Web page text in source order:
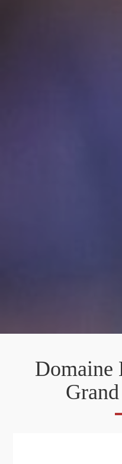
Domaine